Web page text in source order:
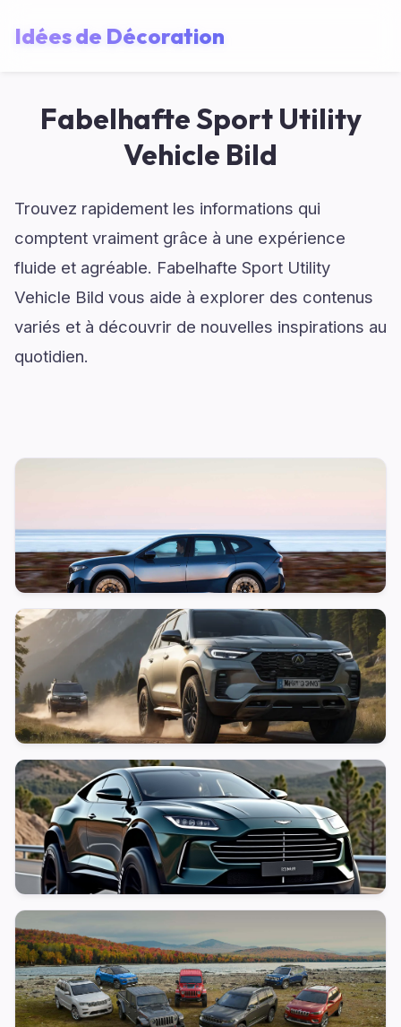
Idées de Décoration
Fabelhafte Sport Utility
Vehicle Bild
Trouvez rapidement les informations qui
comptent vraiment grâce à une expérience
fluide et agréable. Fabelhafte Sport Utility
Vehicle Bild vous aide à explorer des contenus
variés et à découvrir de nouvelles inspirations au
quotidien.